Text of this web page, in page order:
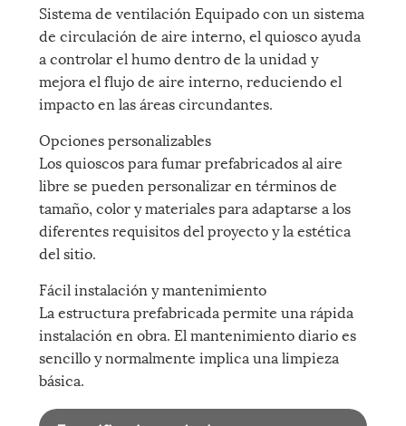
Sistema de ventilación Equipado con un sistema
de circulación de aire interno, el quiosco ayuda
a controlar el humo dentro de la unidad y
mejora el flujo de aire interno, reduciendo el
impacto en las áreas circundantes.
Opciones personalizables
Los quioscos para fumar prefabricados al aire
libre se pueden personalizar en términos de
tamaño, color y materiales para adaptarse a los
diferentes requisitos del proyecto y la estética
del sitio.
Fácil instalación y mantenimiento
La estructura prefabricada permite una rápida
instalación en obra. El mantenimiento diario es
sencillo y normalmente implica una limpieza
básica.